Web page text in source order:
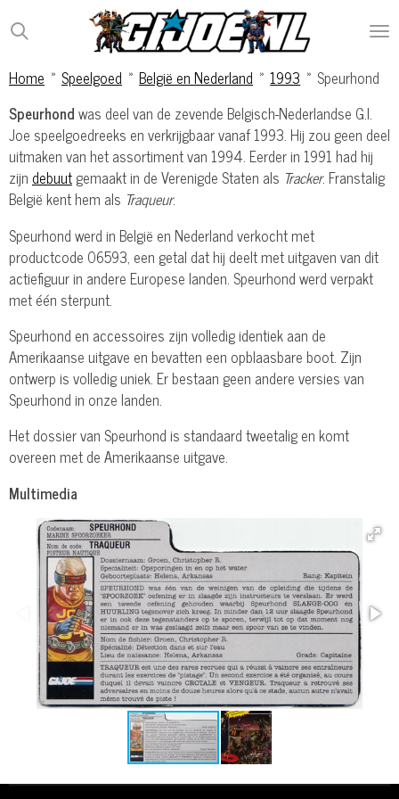
Ga
direct
de
hoofdinhoud
Home » Speelgoed » België en Nederland » 1993 » Speurhond
Speurhondwas deel van de zevende Belgisch-Nederlandse G.I.
Joe speelgoedreeks en verkrijgbaar vanaf 1993. Hij zou geen deel
uitmaken van het assortiment van 1994. Eerder in 1991 had hij
zijn debuutgemaakt in de Verenigde Staten als Tracker. Franstalig
België kent hem als Traqueur.
Speurhond werd in België en Nederland verkocht met
productcode 06593, een getal dat hij deelt met uitgaven van dit
actiefiguur in andere Europese landen. Speurhond werd verpakt
met één sterpunt.
Speurhond en accessoires zijn volledig identiek aan de
Amerikaanse uitgave en bevatten een opblaasbare boot. Zijn
ontwerp is volledig uniek. Er bestaan geen andere versies van
Speurhond in onze landen.
Het dossier van Speurhond is standaard tweetalig en komt
overeen met de Amerikaanse uitgave.
Multimedia